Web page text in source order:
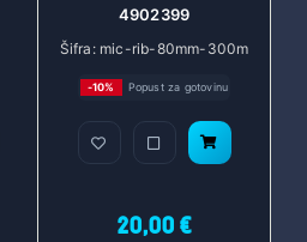
4902399
Šifra: mic-rib-80mm-300m
-10% Popust za gotovinu
20,00 €